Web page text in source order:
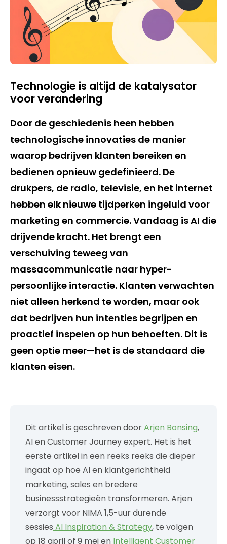
Technologie is altijd de katalysator
voor verandering
Door de geschiedenis heen hebben
technologische innovaties de manier
waarop bedrijven klanten bereiken en
bedienen opnieuw gedefinieerd. De
drukpers, de radio, televisie, en het internet
hebben elk nieuwe tijdperken ingeluid voor
marketing en commercie. Vandaag is AI die
drijvende kracht. Het brengt een
verschuiving teweeg van
massacommunicatie naar hyper-
persoonlijke interactie. Klanten verwachten
niet alleen herkend te worden, maar ook
dat bedrijven hun intenties begrijpen en
proactief inspelen op hun behoeften. Dit is
geen optie meer—het is de standaard die
klanten eisen.
Dit artikel is geschreven doorArjen Bonsing,
AI en Customer Journey expert. Het is het
eerste artikel in een reeks reeks die dieper
ingaat op hoe AI en klantgerichtheid
marketing, sales en bredere
businessstrategieën transformeren. Arjen
verzorgt voor NIMA 1,5-uur durende
sessies AI Inspiration & Strategy, te volgen
op 18 april of 9 mei en Intelligent Customer